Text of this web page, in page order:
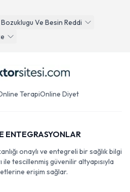
Ve Besin Reddi
TerapiOnline Diyet
ENTEGRASYONLAR
onaylı ve entegreli bir sağlık bilgi
tescillenmiş güvenilir altyapısıyla
erişim sağlar.